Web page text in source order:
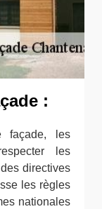
:
façade, les
les
directives
les règles
nationales